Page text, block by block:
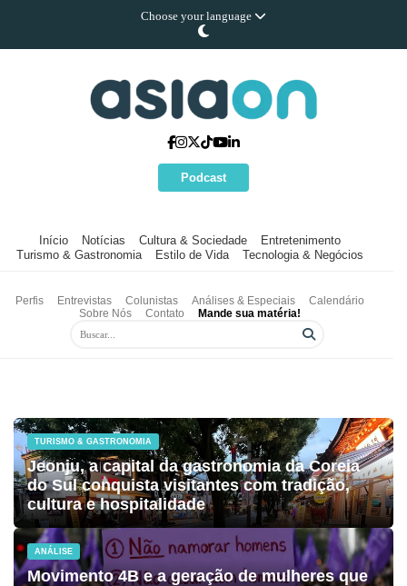
Choose your language
Podcast
Início Notícias Cultura & Sociedade
Entretenimento
Turismo & Gastronomia
Estilo de Vida Tecnologia & Negócios
Perfis Entrevistas Colunistas Análises & Especiais
Calendário
Sobre Nós
Contato Mande sua matéria!
TURISMO & GASTRONOMIA
Jeonju, a capital da gastronomia da Coreia
do Sul conquista visitantes com tradição,
cultura e hospitalidade
ANÁLISE
Movimento 4B e a geração de mulheres que